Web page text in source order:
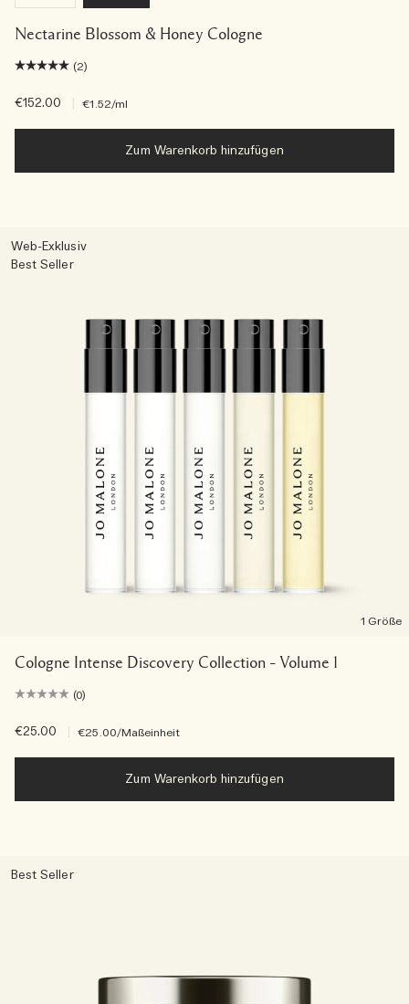
Nectarine Blossom & Honey Cologne
(2)
€152.00 €1.52/ml
Zum Warenkorb hinzufügen
Web-Exklusiv
Best Seller
1 Größe
Cologne Intense Discovery Collection – Volume 1
(0)
€25.00 €25.00/Maßeinheit
Zum Warenkorb hinzufügen
Best Seller